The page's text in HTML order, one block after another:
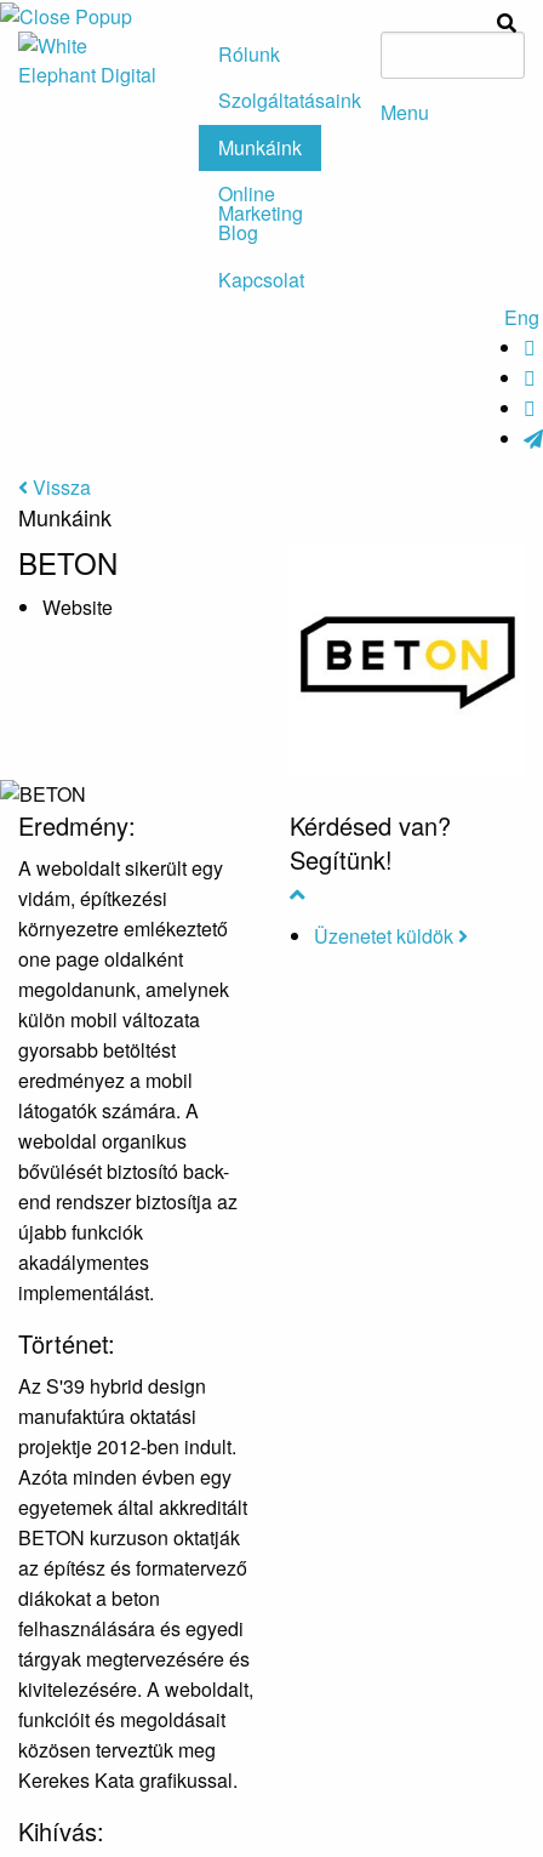
Rólunk
Szolgáltatásaink
Munkáink
Online
Marketing
Blog
Kapcsolat
Menu
Eng
Vissza
Munkáink
BETON
Website
Eredmény:
A weboldalt sikerült egy
vidám, építkezési
környezetre emlékeztető
one page oldalként
megoldanunk, amelynek
külön mobil változata
gyorsabb betöltést
eredményez a mobil
látogatók számára. A
weboldal organikus
bővülését biztosító back-
end rendszer biztosítja az
újabb funkciók
akadálymentes
implementálást.
Történet:
Az S'39 hybrid design
manufaktúra oktatási
projektje 2012-ben indult.
Azóta minden évben egy
egyetemek által akkreditált
BETON kurzuson oktatják
az építész és formatervező
diákokat a beton
felhasználására és egyedi
tárgyak megtervezésére és
kivitelezésére. A weboldalt,
funkcióit és megoldásait
közösen terveztük meg
Kerekes Kata grafikussal.
Kihívás:
Kérdésed van?
Segítünk!
Üzenetet küldök